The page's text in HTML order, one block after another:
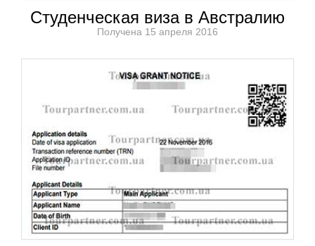
Студенческая виза в Австралию
Получена 15 апреля 2016